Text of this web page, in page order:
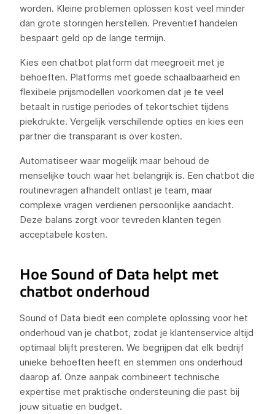
worden. Kleine problemen oplossen kost veel minder
dan grote storingen herstellen. Preventief handelen
bespaart geld op de lange termijn.
Kies een chatbot platform dat meegroeit met je
behoeften. Platforms met goede schaalbaarheid en
flexibele prijsmodellen voorkomen dat je te veel
betaalt in rustige periodes of tekortschiet tijdens
piekdrukte. Vergelijk verschillende opties en kies een
partner die transparant is over kosten.
Automatiseer waar mogelijk maar behoud de
menselijke touch waar het belangrijk is. Een chatbot die
routinevragen afhandelt ontlast je team, maar
complexe vragen verdienen persoonlijke aandacht.
Deze balans zorgt voor tevreden klanten tegen
acceptabele kosten.
Hoe Sound of Data helpt met
chatbot onderhoud
Sound of Data biedt een complete oplossing voor het
onderhoud van je chatbot, zodat je klantenservice altijd
optimaal blijft presteren. We begrijpen dat elk bedrijf
unieke behoeften heeft en stemmen ons onderhoud
daarop af. Onze aanpak combineert technische
expertise met praktische ondersteuning die past bij
jouw situatie en budget.